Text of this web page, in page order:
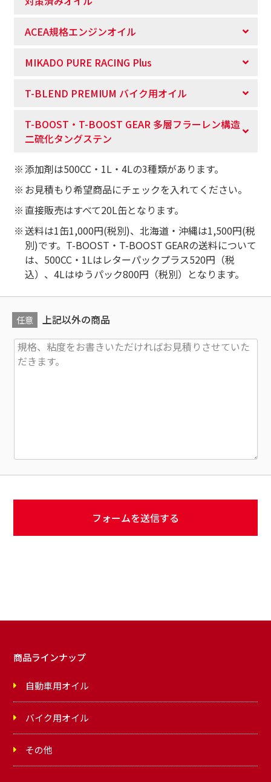
ACEA規格エンジンオイル
MIKADO PURE RACING Plus
T-BLEND PREMIUM バイク用オイル
T-BOOST・T-BOOST GEAR 多層フラーレン構造
二硫化タングステン
添加剤は500CC・1L・4Lの3種類があります。
お見積もり希望商品にチェックを入れてください。
直接販売はすべて20L缶となります。
送料は1缶1,000円(税別)、北海道・沖縄は1,500円(税
別)です。T-BOOST・T-BOOST GEARの送料について
は、500CC・1Lはレターパックプラス520円（税
込）、4Lはゆうパック800円（税別）となります。
任意 上記以外の商品
フォームを送信する
商品ラインナップ
自動車用オイル
バイク用オイル
その他